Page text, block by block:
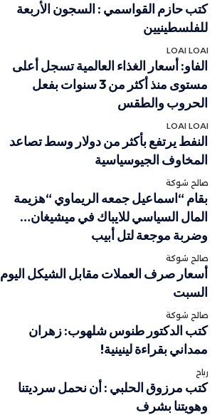
كتب حازم القواسمي : السجون الأربعة
للفلسطينيين
LOAI LOAI
الفاو: أسعار الغذاء العالمية تسجل أعلى
مستوى منذ أكثر من 3 سنوات بفعل
الحروب والطقس
LOAI LOAI
النفط يرتفع بأكثر من دولار وسط تصاعد
المخاوف الجيوسياسية
صالح شوكة
بقام “اسماعيل جمعه الريماوي “هزيمة
المال السياسي للايباك في ميشيغان…
وضربة موجعة لتل أبيب
صالح شوكة
أسعار صرف العملات مقابل الشيكل اليوم
السبت
صالح شوكة
كتب الدكتور طنوس شلهوب: زهران
ممداني بقراءة لينينية!
رباح
كتب مرزوق الحلبي : أن نحمل سرديتنا
وهويتنا بشرف